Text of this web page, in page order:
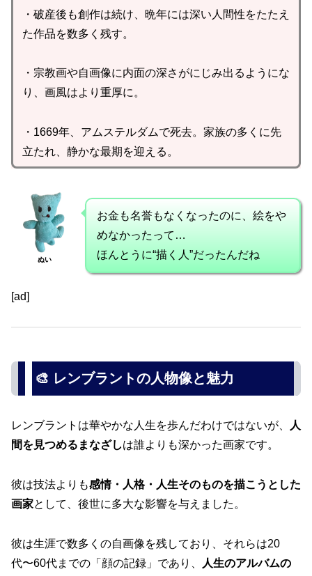
・破産後も創作は続け、晩年には深い人間性をたたえ
た作品を数多く残す。
・宗教画や自画像に内面の深さがにじみ出るようにな
り、画風はより重厚に。
・1669年、アムステルダムで死去。家族の多くに先
立たれ、静かな最期を迎える。
ぬい
お金も名誉もなくなったのに、絵をや
めなかったって…
ほんとうに“描く人”だったんだね
[ad]
🎨 レンブラントの人物像と魅力
レンブラントは華やかな人生を歩んだわけではないが、
人
間を見つめるまなざしは誰よりも深かった画家です。
彼は技法よりも感情・人格・人生そのものを描こうとした
画家として、後世に多大な影響を与えました。
彼は生涯で数多くの自画像を残しており、それらは20
代〜60代までの「顔の記録」であり、
人生のアルバムの